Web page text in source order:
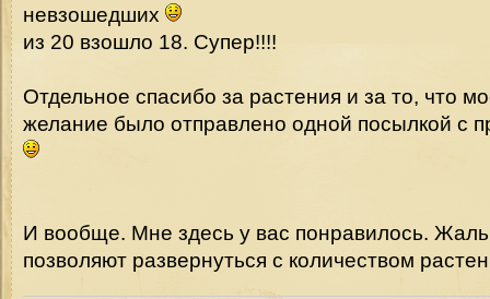
невзошедших
из 20 взошло 18. Супер!!!!
Отдельное спасибо за растения и за то, что
желание было отправлено одной посылкой с
И вообще. Мне здесь у вас понравилось.
позволяют развернуться с количеством